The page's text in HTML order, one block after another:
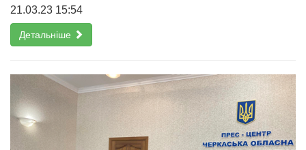
21.03.23 15:54
Детальніше